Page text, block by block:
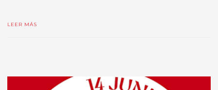
LEER MÁS